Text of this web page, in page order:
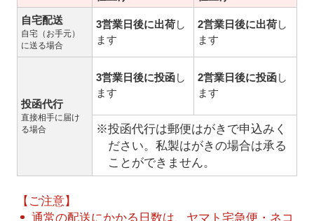
自宅配送
自宅（お手元）
に送る場合
3営業日後に出荷し
ます
2営業日後に出荷し
ます
投函代行
直接相手に届け
る場合
3営業日後に投函し
ます
2営業日後に投函し
ます
※投函代行は郵便はがきで申込みく
ださい。私製はがきの場合は承る
ことができません。
【ご注意】
通常の配送にかかる日数は、ヤマト宅急便・ネコ